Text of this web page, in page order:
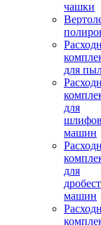
чашки
для
для
машин
для
машин